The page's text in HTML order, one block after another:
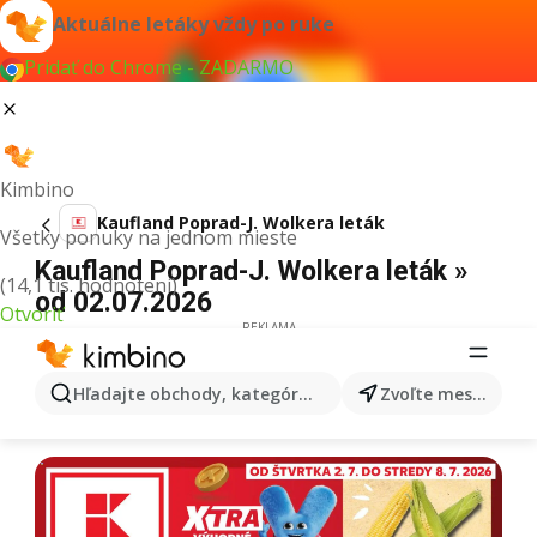
Aktuálne letáky vždy po ruke
Pridať do Chrome - ZADARMO
Kimbino
Všetky ponuky na jednom mieste
(14,1 tis. hodnotení)
Otvoriť
Hľadajte obchody, kategórie, produkty... Zvoľte mesto
Kaufland Poprad-J. Wolkera leták
Kaufland Poprad-J. Wolkera leták »
od 02.07.2026
REKLAMA